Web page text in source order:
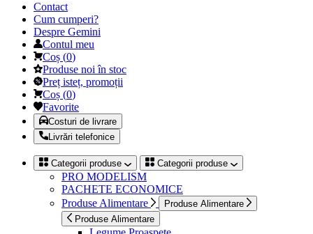
Contact
Cum cumperi?
Despre Gemini
Contul meu
Coș (0)
Produse noi în stoc
Preț isteț, promoții
Coș (0)
Favorite
Costuri de livrare
Livrări telefonice
Categorii produse Categorii produse
PRO MODELISM
PACHETE ECONOMICE
Produse Alimentare
Produse Alimentare
Produse Alimentare